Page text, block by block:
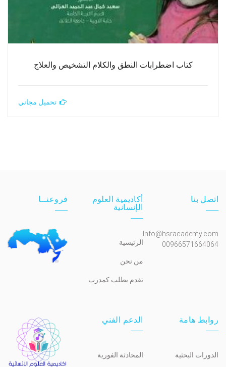
كتاب اضطرابات النطق والكلام التشخيص والعلاج
تحميل مجاني
اتصل بنا
Info@hsracademy.com
00966571664064
أكاديمية العلوم
الإنسانية
الرئيسية
من نحن
تقدم بطلب كمدرب
فروعنــا
روابط هامة
الدورات البحثية
الدعم الفني
المحادثة الفورية